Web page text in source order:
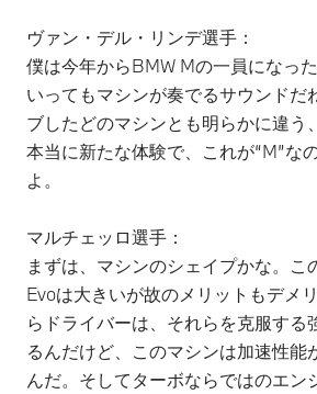
ヴァン・デル・リンデ選手：
僕は今年からBMW Mの一員になっ
いってもマシンが奏でるサウンドだ
ブしたどのマシンとも明らかに違う
本当に新たな体験で、これが“M”な
よ。
マルチェッロ選手：
まずは、マシンのシェイプかな。こ
Evoは大きいが故のメリットもデメ
らドライバーは、それらを克服する
るんだけど、このマシンは加速性能
んだ。そしてターボならではのエン